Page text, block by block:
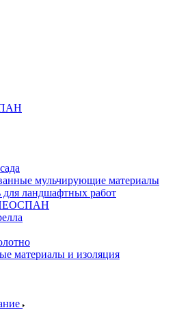
мульчирующие материалы
для ландшафтных работ
материалы и изоляция